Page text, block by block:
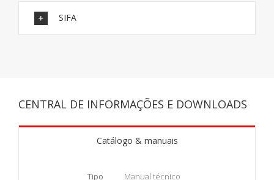
SIFA
CENTRAL DE INFORMAÇÕES E DOWNLOADS
Catálogo & manuais
Tipo
Manual técnico